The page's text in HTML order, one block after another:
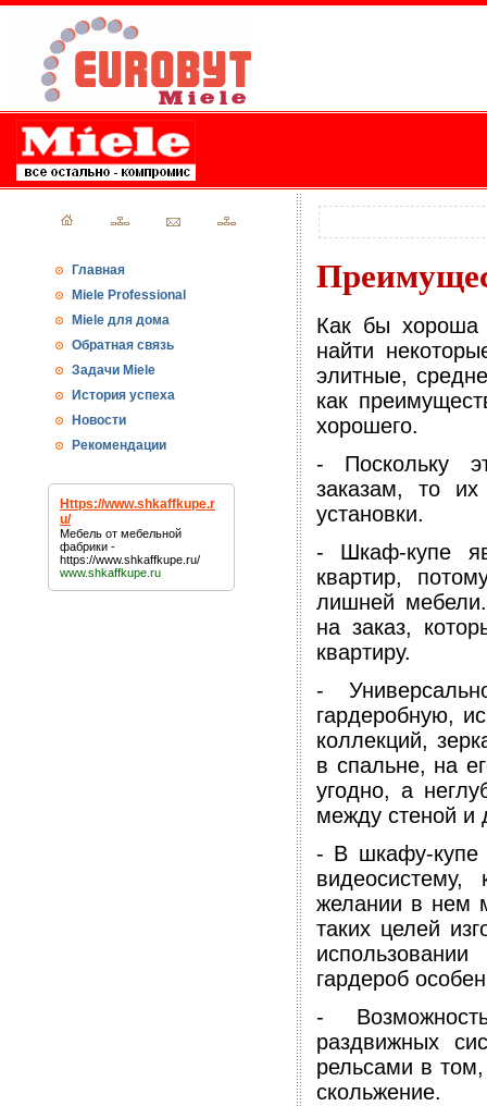
Главная
Miele Professional
Miele для дома
Обратная связь
Задачи Miele
История успеха
Новости
Рекомендации
Https://www.shkaffkupe.r
u/
Мебель от мебельной
фабрики -
https://www.shkaffkupe.ru/
www.shkaffkupe.ru
Как бы
найти
элитные,
как
хорошего.
- Поскольку
заказам, то
установки.
- Шкаф-купе
квартир,
лишней
на заказ,
квартиру.
-
гардеробную,
коллекций,
в спальне, на
угодно, а
между стеной и
- В шкафу-купе
желании в нем
таких целей
гардероб
-
раздвижных
рельсами в
скольжение.